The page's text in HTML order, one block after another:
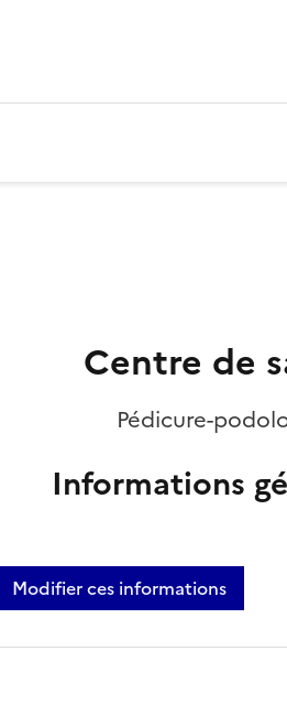
Centre de
Pédicure-
Informations
Modifier ces informations